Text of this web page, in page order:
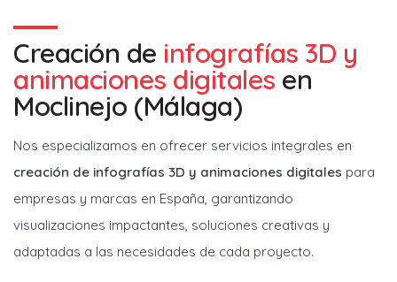
Creación de infografías 3D y
animaciones digitales en
Moclinejo (Málaga)
Nos especializamos en ofrecer servicios integrales en
creación de infografías 3D y animaciones digitales para
empresas y marcas en España, garantizando
visualizaciones impactantes, soluciones creativas y
adaptadas a las necesidades de cada proyecto.